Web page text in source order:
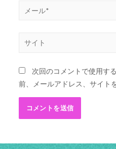
次回のコメントで使用す
前、メールアドレス、サイト